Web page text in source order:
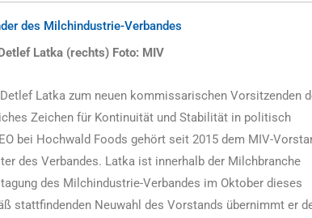
des Milchindustrie-Verbandes
Latka (rechts) Foto: MIV
Latka zum neuen kommissarischen Vorsitzenden
Zeichen für Kontinuität und Stabilität in politisch
bei Hochwald Foods gehört seit 2015 dem MIV-
des Verbandes. Latka ist innerhalb der Milchbranche
des Milchindustrie-Verbandes im Oktober dieses
stattfindenden Neuwahl des Vorstands übernimmt er